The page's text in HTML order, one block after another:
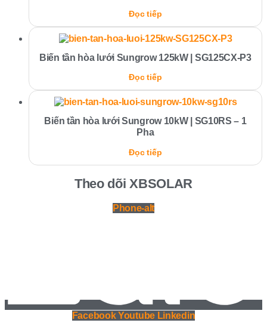
Đọc tiếp
Biến tần hòa lưới Sungrow 125kW | SG125CX-P3
Đọc tiếp
Biến tần hòa lưới Sungrow 10kW | SG10RS – 1
Pha
Đọc tiếp
Theo dõi XBSOLAR
Phone-alt
Facebook Youtube Linkedin